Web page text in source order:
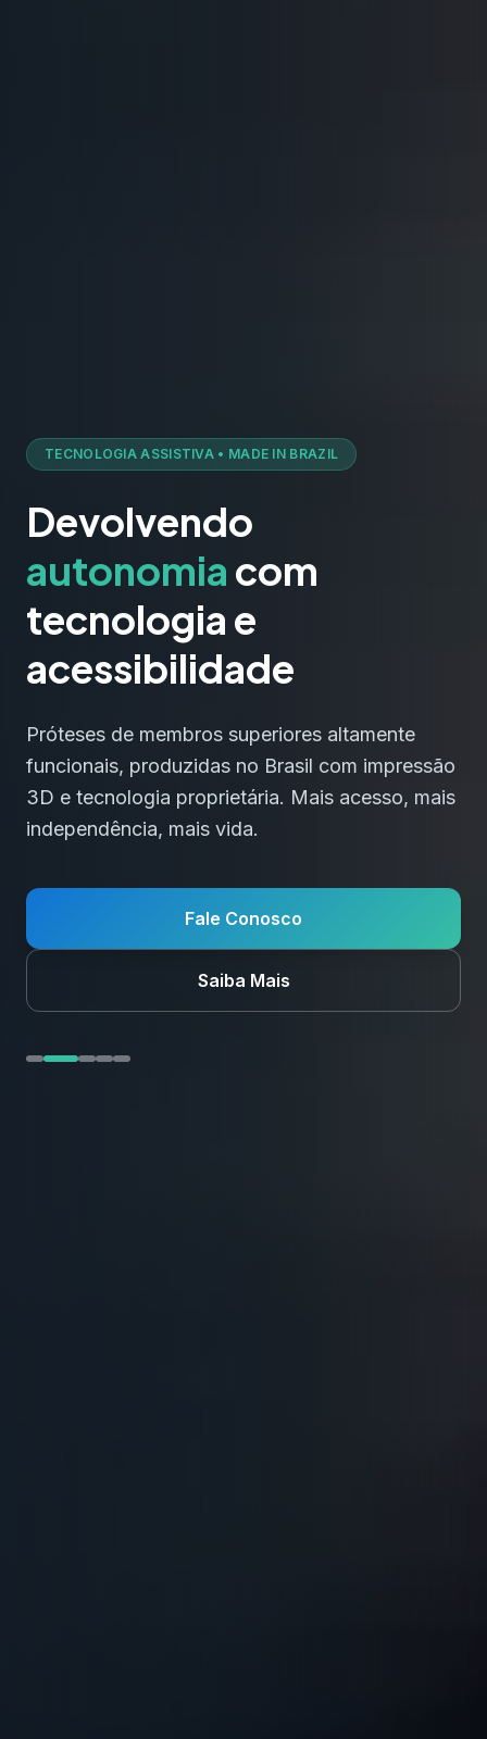
TECNOLOGIA ASSISTIVA • MADE IN BRAZIL
Devolvendo
autonomia com
tecnologia e
acessibilidade
Próteses de membros superiores altamente
funcionais, produzidas no Brasil com impressão
3D e tecnologia proprietária. Mais acesso, mais
independência, mais vida.
Fale Conosco
Saiba Mais